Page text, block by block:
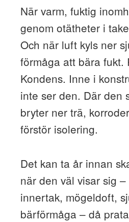
När varm, fuktig
genom otätheter i
Och när luft kyls ner
förmåga att bära fukt.
Kondens. Inne i
inte ser den. Där den
bryter ner trä,
förstör isolering.
Det kan ta år innan
när den väl visar sig
innertak, mögeldoft,
bärförmåga – då